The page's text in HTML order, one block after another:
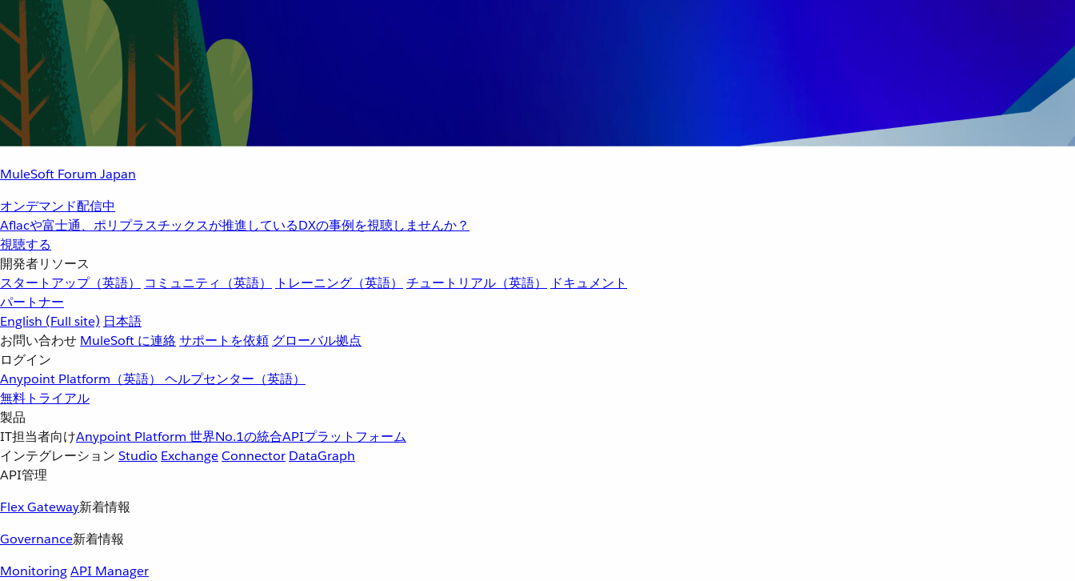
MuleSoft Forum Japan
オンデマンド配信中
Aflacや富士通、ポリプラスチックスが推進しているDXの事例を視聴しませんか？
視聴する
開発者リソース
スタートアップ（英語）
コミュニティ（英語） トレーニング（英語） チュートリアル（英語）
ドキュメント
パートナー
English (Full site) 日本語
お問い合わせ MuleSoft に連絡サポートを依頼 グローバル拠点
ログイン
Anypoint Platform（英語） ヘルプセンター（英語）
無料トライアル
製品
IT担当者向けAnypoint Platform 世界No.1の統合APIプラットフォーム
インテグレーション Studio ExchangeConnector DataGraph
API管理
Flex Gateway新着情報
Governance新着情報
MonitoringAPI Manager